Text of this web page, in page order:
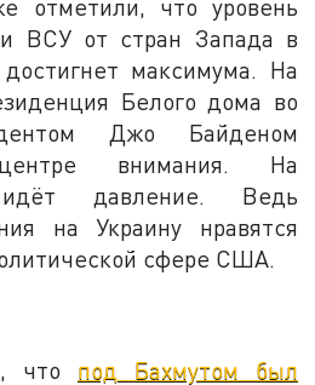
отметили, что уровень
ВСУ от стран Запада в
максимума. На
Белого дома во
Джо Байденом
внимания. На
идёт давление. Ведь
на Украину нравятся
сфере США.
что под Бахмутом был